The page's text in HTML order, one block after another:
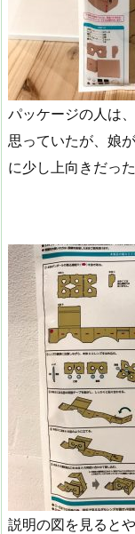
パッケージの人は
思っていたが、娘
に少し上向きだっ
説明の図を見ると